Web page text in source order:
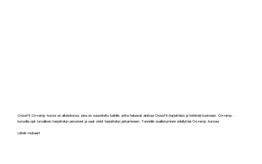
CrossFit On-ramp -kurssi on alkeiskurssi, joka on suunniteltu kaikille, jotka haluavat aloittaa CrossFit-harjoittelun ja kehittää kuntoaan. On-ramp -
kurssilla opit turvallisen harjoittelun perusteet ja saat vinkit harjoittelun jatkamiseen. Tunneille osallistuminen edellyttää On-ramp -kurssia.
Lähde mukaan!